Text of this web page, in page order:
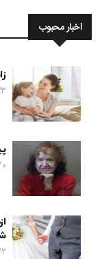
اخبار محبوب
23
20
22